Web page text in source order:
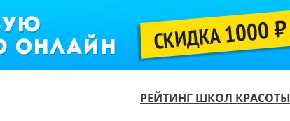
РЕЙТИНГ ШКОЛ КРАСОТЫ